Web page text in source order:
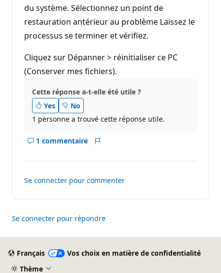
du système. Sélectionnez un point de
restauration antérieur au problème Laissez le
processus se terminer et vérifiez.
Cliquez sur Dépanner > réinitialiser ce PC
(Conserver mes fichiers).
Cette réponse a-t-elle été utile ?
Yes
No
1 personne a trouvé cette réponse utile.
1 commentaire
Afficher
pour
réponse
Se connecter pour commenter
Se connecter pour répondre
Français
Vos choix en matière de confidentialité
Thème